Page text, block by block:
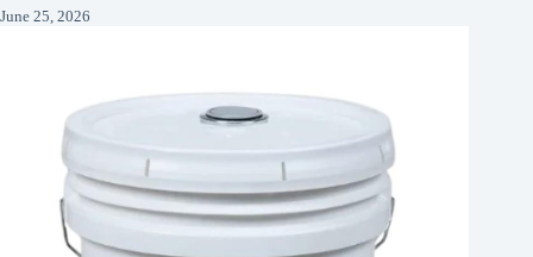
June 25, 2026